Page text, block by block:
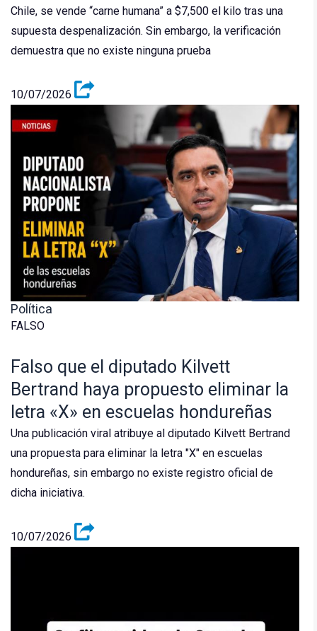
Chile, se vende “carne humana” a $7,500 el kilo tras una
supuesta despenalización. Sin embargo, la verificación
demuestra que no existe ninguna prueba
10/07/2026
Política
FALSO
Falso que el diputado Kilvett
Bertrand haya propuesto eliminar la
letra «X» en escuelas hondureñas
Una publicación viral atribuye al diputado Kilvett Bertrand
una propuesta para eliminar la letra "X" en escuelas
hondureñas, sin embargo no existe registro oficial de
dicha iniciativa.
10/07/2026